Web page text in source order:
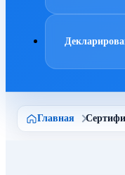
Главная